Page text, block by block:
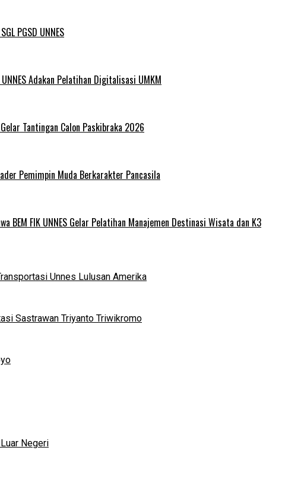
PGSD UNNES
Adakan Pelatihan Digitalisasi UMKM
Tantingan Calon Paskibraka 2026
Pemimpin Muda Berkarakter Pancasila
BEM FIK UNNES Gelar Pelatihan Manajemen Destinasi Wisata dan K3
Unnes Lulusan Amerika
Sastrawan Triyanto Triwikromo
Negeri